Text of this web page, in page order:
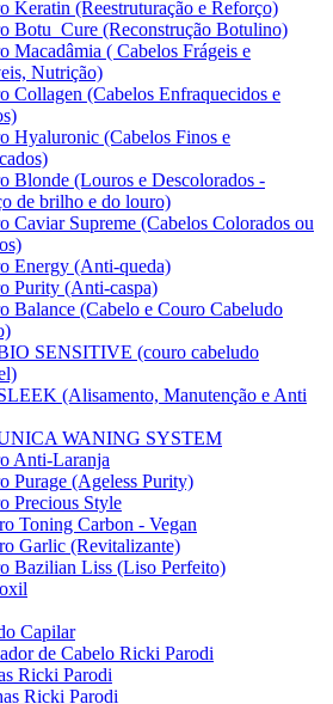
Keratin (Reestruturação e Reforço)
Botu_Cure (Reconstrução Botulino)
Macadâmia ( Cabelos Frágeis e
Nutrição)
Collagen (Cabelos Enfraquecidos e
Hyaluronic (Cabelos Finos e
Blonde (Louros e Descolorados -
de brilho e do louro)
Caviar Supreme (Cabelos Colorados ou
Energy (Anti-queda)
Purity (Anti-caspa)
Balance (Cabelo e Couro Cabeludo
SENSITIVE (couro cabeludo
(Alisamento, Manutenção e Anti
WANING SYSTEM
Anti-Laranja
Purage (Ageless Purity)
Precious Style
Toning Carbon - Vegan
Garlic (Revitalizante)
Bazilian Liss (Liso Perfeito)
Capilar
de Cabelo Ricki Parodi
Ricki Parodi
Ricki Parodi